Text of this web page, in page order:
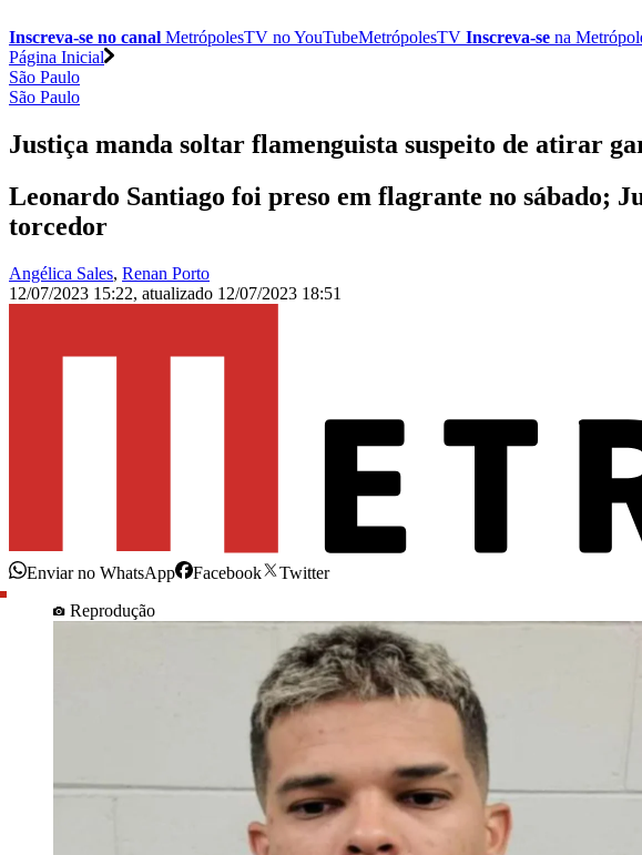
Inscreva-se no canal MetrópolesTV noYouTubeMetrópolesTV Inscreva-se na
Página Inicial
São Paulo
São Paulo
Justiça manda soltar flamenguista suspeito de atirar
Leonardo Santiago foi preso em flagrante no sábado;
torcedor
Angélica Sales, Renan Porto
12/07/2023 15:22, atualizado 12/07/2023 18:51
Enviar no WhatsApp Facebook
Twitter
Reprodução